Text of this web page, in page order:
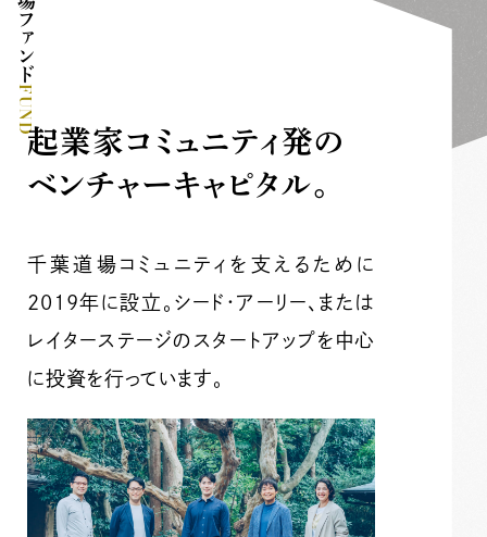
FUND
起業家コミュニティ発の
ベンチャーキャピタル。
千葉道場コミュニティを支えるために
2019年に設立。シード・アーリー、または
レイターステージのスタートアップを中心
に投資を行っています。